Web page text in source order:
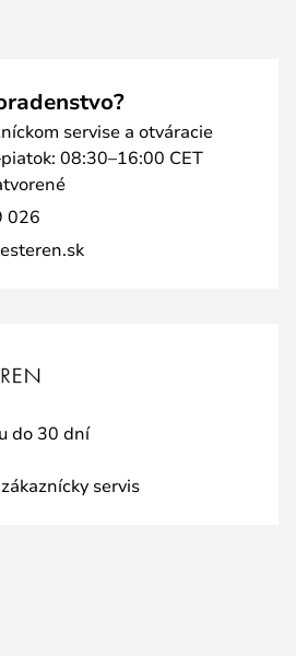
servise a otváracie
08:30–16:00 CET
026
do 30 dní
servis